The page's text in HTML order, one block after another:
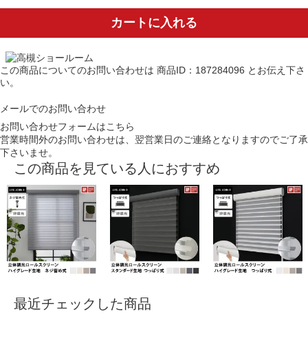
カートに入れる
この商品についてのお問い合わせは 商品ID：187284096 とお伝え下さ
い。
メールでのお問い合わせ
お問い合わせフォームはこちら
営業時間外のお問い合わせは、翌営業日のご連絡となりますのでご了承
下さいませ。
この商品を見ている人におすすめ
最近チェックした商品